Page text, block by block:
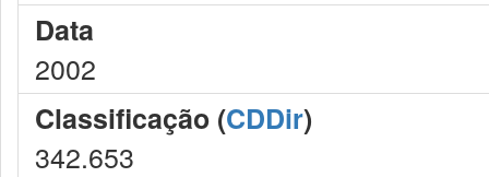
Data
2002
Classificação (CDDir)
342.653